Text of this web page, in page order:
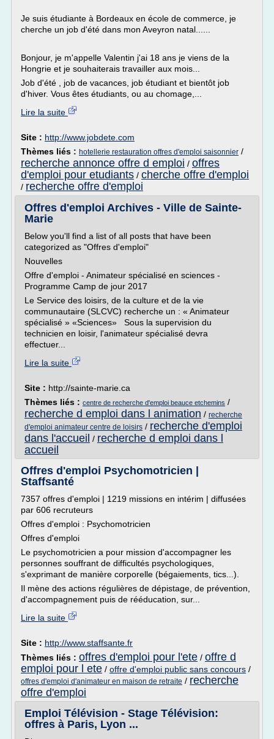
Je suis étudiante à Bordeaux en école de commerce, je
cherche un job d'été dans mon Aveyron natal......
Bonjour, je m'appelle Valentin j'ai 18 ans je viens de la
Hongrie et je souhaiterais travailler aux mois...
Job d'été , job de vacances, job étudiant et bientôt job
d'hiver. Vous êtes étudiants, ou au chomage,...
Lire la suite
Site : http://www.jobdete.com
Thèmes liés : hotellerie restauration offres d'emploi saisonnier /
recherche annonce offre d emploi / offres
d'emploi pour etudiants / cherche offre d'emploi
/ recherche offre d'emploi
Offres d'emploi Archives - Ville de Sainte-
Marie
Below you'll find a list of all posts that have been
categorized as "Offres d'emploi"
Nouvelles
Offre d'emploi - Animateur spécialisé en sciences -
Programme Camp de jour 2017
Le Service des loisirs, de la culture et de la vie
communautaire (SLCVC) recherche un : « Animateur
spécialisé » «Sciences» Sous la supervision du
technicien en loisir, l'animateur spécialisé devra
effectuer...
Lire la suite
Site : http://sainte-marie.ca
Thèmes liés : centre de recherche d'emploi beauce etchemins /
recherche d emploi dans l animation / recherche
d'emploi animateur centre de loisirs / recherche d'emploi
dans l'accueil / recherche d emploi dans l
accueil
Offres d'emploi Psychomotricien |
Staffsanté
7357 offres d'emploi | 1219 missions en intérim | diffusées
par 606 recruteurs
Offres d'emploi : Psychomotricien
Offres d'emploi
Le psychomotricien a pour mission d'accompagner les
personnes souffrant de difficultés psychologiques,
s'exprimant de manière corporelle (bégaiements, tics...).
Il mène des actions régulières de dépistage, de prévention,
d'accompagnement puis de rééducation, sur...
Lire la suite
Site : http://www.staffsante.fr
Thèmes liés : offres d'emploi pour l'ete / offre d
emploi pour l ete / offre d'emploi public sans concours /
offres d'emploi d'animateur en maison de retraite / recherche
offre d'emploi
Emploi Télévision - Stage Télévision:
offres à Paris, Lyon ...